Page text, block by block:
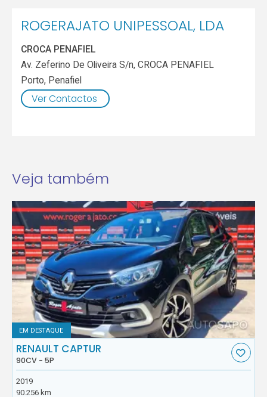
ROGERAJATO UNIPESSOAL, LDA
CROCA PENAFIEL
Av. Zeferino De Oliveira S/n, CROCA PENAFIEL
Porto, Penafiel
Ver Contactos
Veja também
EM DESTAQUE
RENAULT CAPTUR
90CV - 5P
2019
90.256 km